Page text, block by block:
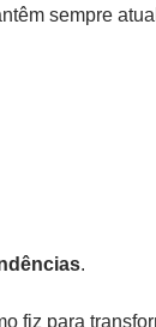
sempre
.
fiz para